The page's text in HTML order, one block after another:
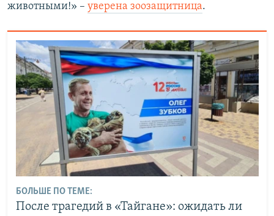
животными!» – уверена зоозащитница.
БОЛЬШЕ ПО ТЕМЕ:
После трагедий в «Тайгане»: ожидать ли